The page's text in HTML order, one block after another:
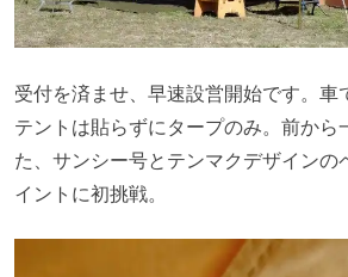
受付を済ませ、早速設営開始です。車
テントは貼らずにタープのみ。前から
た、サンシー号とテンマクデザインの
イントに初挑戦。